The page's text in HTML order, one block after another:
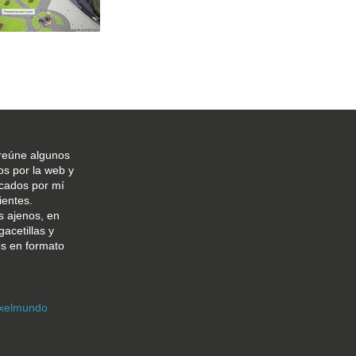
algunos
por la web y
por mí
ajenos, en
y
en formato